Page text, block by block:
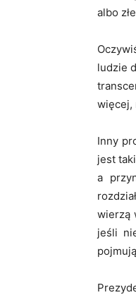
albo
ludzie
więcej,
Inny
jest
a
wierzą
jeśli